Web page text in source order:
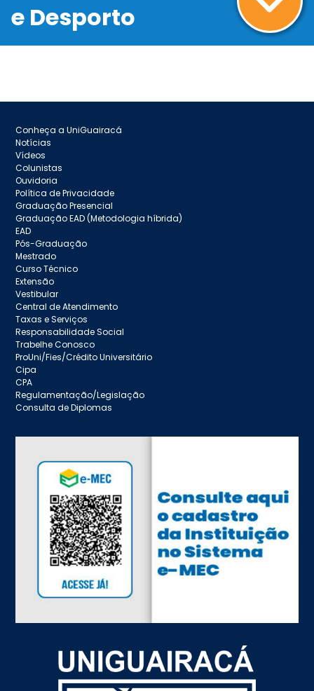
e Desporto
Conheça a UniGuairacá
Notícias
Vídeos
Colunistas
Ouvidoria
Política de Privacidade
Graduação Presencial
Graduação EAD (Metodologia híbrida)
EAD
Pós-Graduação
Mestrado
Curso Técnico
Extensão
Vestibular
Central de Atendimento
Taxas e Serviços
Responsabilidade Social
Trabelhe Conosco
ProUni/Fies/Crédito Universitário
Cipa
CPA
Regulamentação/Legislação
Consulta de Diplomas